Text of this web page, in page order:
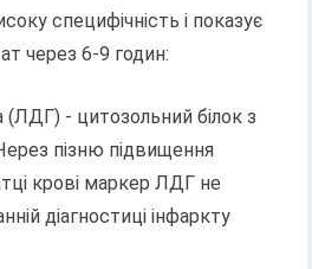
специфічність і показує
через 6-9 годин:
(ЛДГ) - цитозольний білок з
пізню підвищення
крові маркер ЛДГ не
діагностиці інфаркту